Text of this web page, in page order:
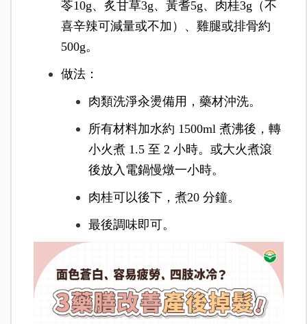
苓10g、炙甘草3g、黃耆5g、肉桂3g（不
喜辛辣可減量或不加）、雞腿或排骨約
500g。
做法：
肉類洗淨汆燙備用，藥材沖洗。
所有材料加水約 1500ml 煮沸後，轉
小火煮 1.5 至 2 小時。或大火煮滾
後放入電鍋慢燉一小時。
肉桂可以後下，煮20 分鐘。
最後調味即可。